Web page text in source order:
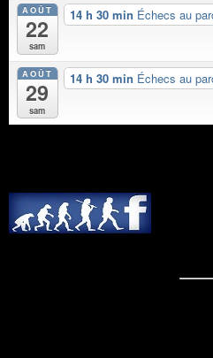
AOÛT
22
sam
14 h 30 min Échecs au
AOÛT
29
sam
14 h 30 min Échecs au